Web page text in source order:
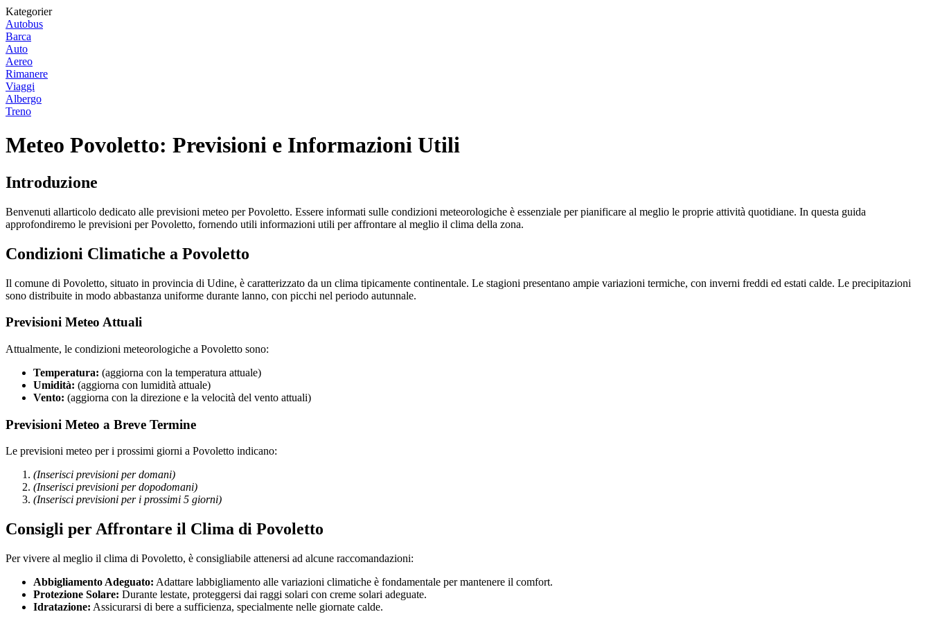
Kategorier
Autobus
Barca
Auto
Aereo
Rimanere
Viaggi
Albergo
Treno
Meteo Povoletto: Previsioni e Informazioni Utili
Introduzione
Benvenuti allarticolo dedicato alle previsioni meteo per Povoletto. Essere informati sulle condizioni meteorologiche è essenziale per pianificare al meglio le proprie attività quotidiane. In questa guida
approfondiremo le previsioni per Povoletto, fornendo utili informazioni utili per affrontare al meglio il clima della zona.
Condizioni Climatiche a Povoletto
Il comune di Povoletto, situato in provincia di Udine, è caratterizzato da un clima tipicamente continentale. Le stagioni presentano ampie variazioni termiche, con inverni freddi ed estati calde. Le precipitazioni
sono distribuite in modo abbastanza uniforme durante lanno, con picchi nel periodo autunnale.
Previsioni Meteo Attuali
Attualmente, le condizioni meteorologiche a Povoletto sono:
Temperatura: (aggiorna con la temperatura attuale)
Umidità: (aggiorna con lumidità attuale)
Vento: (aggiorna con la direzione e la velocità del vento attuali)
Previsioni Meteo a Breve Termine
Le previsioni meteo per i prossimi giorni a Povoletto indicano:
(Inserisci previsioni per domani)
(Inserisci previsioni per dopodomani)
(Inserisci previsioni per i prossimi 5 giorni)
Consigli per Affrontare il Clima di Povoletto
Per vivere al meglio il clima di Povoletto, è consigliabile attenersi ad alcune raccomandazioni:
Abbigliamento Adeguato: Adattare labbigliamento alle variazioni climatiche è fondamentale per mantenere il comfort.
Protezione Solare: Durante lestate, proteggersi dai raggi solari con creme solari adeguate.
Idratazione: Assicurarsi di bere a sufficienza, specialmente nelle giornate calde.